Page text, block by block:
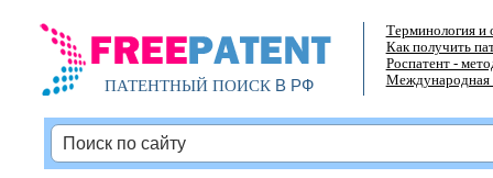
ПАТЕНТНЫЙ ПОИСКВ РФ
Терминология и
Как получить
Роспатент -
Международная